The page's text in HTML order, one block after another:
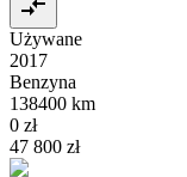
Używane
2017
Benzyna
138400 km
0 zł
47 800 zł